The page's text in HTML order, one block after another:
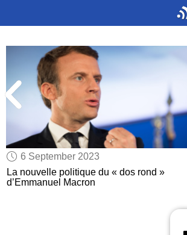
6 September 2023
La nouvelle politique du « dos rond »
d’Emmanuel Macron